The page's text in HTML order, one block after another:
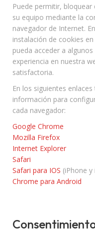
Puede permitir,
su equipo mediante la
navegador de Internet.
instalación de cookies
pueda acceder a
experiencia en nuestra
satisfactoria.
En los siguientes
información para
cada navegador:
Google Chrome
Mozilla Firefox
Internet Explorer
Safari
Safari para IOS (iPhone y
Chrome para Android